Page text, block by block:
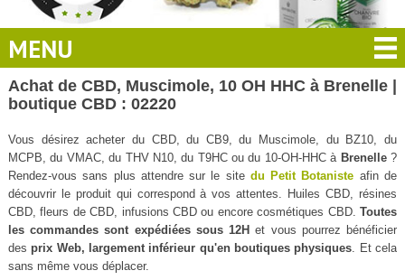
MENU
Achat de CBD, Muscimole, 10 OH HHC à Brenelle |
boutique CBD : 02220
Vous désirez acheter du CBD, du CB9, du Muscimole, du BZ10, du
MCPB, du VMAC, du THV N10, du T9HC ou du 10-OH-HHC à Brenelle?
Rendez-vous sans plus attendre sur le site du Petit Botaniste afin de
découvrir le produit qui correspond à vos attentes. Huiles CBD, résines
CBD, fleurs de CBD, infusions CBD ou encore cosmétiques CBD.Toutes
les commandes sont expédiées sous 12H et vous pourrez bénéficier
des prix Web, largement inférieur qu'en boutiques physiques . Et cela
sans même vous déplacer.